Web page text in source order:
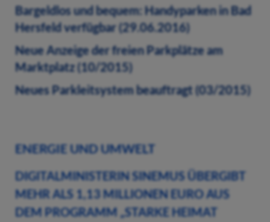
Bargeldlos und bequem: Handyparken in Bad
Hersfeld verfügbar (29.06.2016)
Neue Anzeige der freien Parkplätze am
Marktplatz (10/2015)
Neues Parkleitsystem beauftragt (03/2015)
ENERGIE UND UMWELT
DIGITALMINISTERIN SINEMUS ÜBERGIBT
MEHR ALS 1,13 MILLIONEN EURO AUS
DEM PROGRAMM „STARKE HEIMAT